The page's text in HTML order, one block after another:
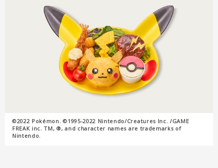
©2022 Pokémon. ©1995-2022 Nintendo/Creatures Inc. /GAME
FREAK inc. TM, ®, and character names are trademarks of
Nintendo.